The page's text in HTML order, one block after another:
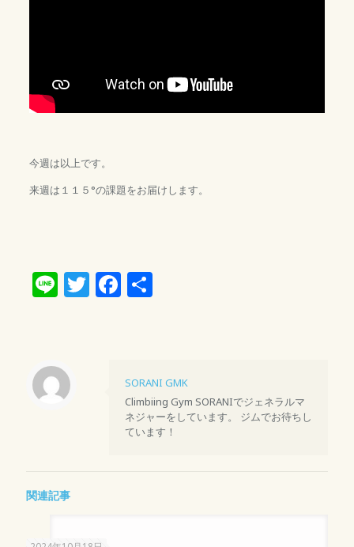
今週は以上です。
来週は１１５°の課題をお届けします。
LineTwitter
Facebook
共
SORANI GMK
Climbiing Gym SORANIでジェネラルマ
ネジャーをしています。 ジムでお待ちし
ています！
関連記事